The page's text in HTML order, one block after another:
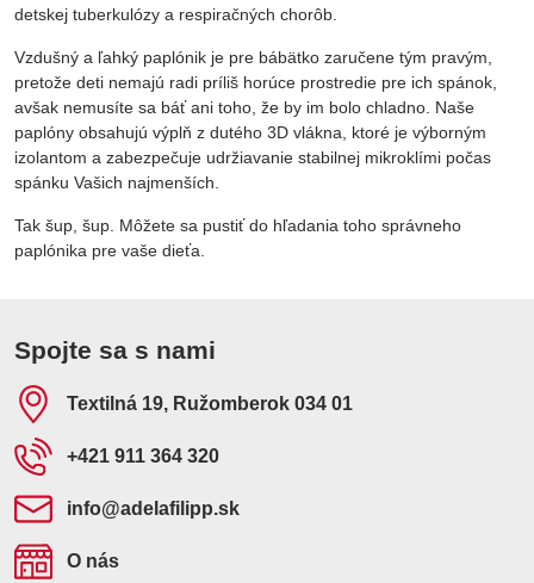
detskej tuberkulózy a respiračných chorôb.
Vzdušný a ľahký paplónik je pre bábätko zaručene tým pravým,
pretože deti nemajú radi príliš horúce prostredie pre ich spánok,
avšak nemusíte sa báť ani toho, že by im bolo chladno. Naše
paplóny obsahujú výplň z dutého 3D vlákna, ktoré je výborným
izolantom a zabezpečuje udržiavanie stabilnej mikroklími počas
spánku Vašich najmenších.
Tak šup, šup. Môžete sa pustiť do hľadania toho správneho
paplónika pre vaše dieťa.
Spojte sa s nami
Textilná 19, Ružomberok 034 01
+421 911 364 320
info​@adelafilipp​.sk
O nás